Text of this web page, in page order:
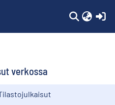
verkossa